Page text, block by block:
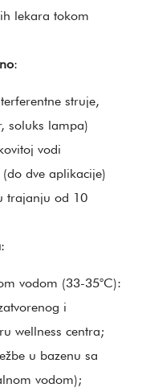
lekara tokom
:
struje,
soluks lampa)
vodi
dve aplikacije)
trajanju od 10
:
vodom (33-35°C):
i
wellness centra;
u bazenu sa
vodom);